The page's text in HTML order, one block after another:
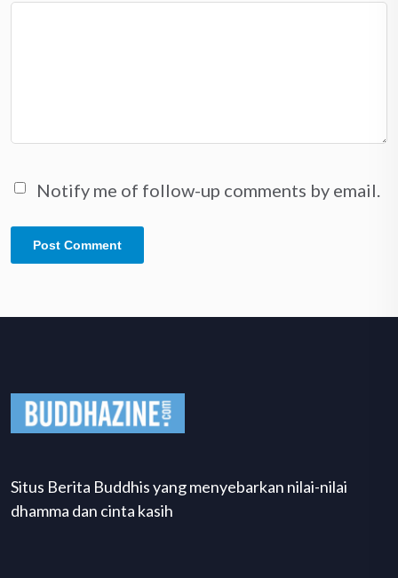
Notify me of follow-up comments by email.
Situs Berita Buddhis yang menyebarkan nilai-nilai
dhamma dan cinta kasih